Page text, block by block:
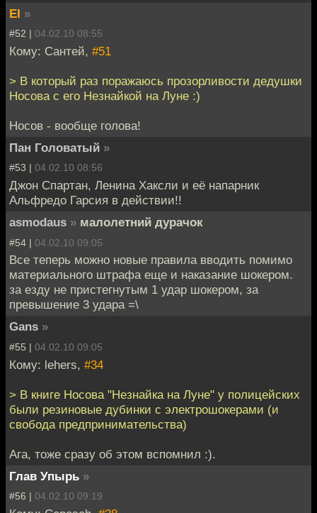
EI »
#52 | 04.02.10 08:55
Кому: Сантей, #51
> В который раз поражаюсь прозорливости дедушки
Носова с его Незнайкой на Луне :)
Носов - вообще голова!
Пан Головатый »
#53 | 04.02.10 08:56
Джон Спартан, Ленина Хаксли и её напарник
Альфредо Гарсия в действии!!
asmodaus » малолетний дурачок
#54 | 04.02.10 09:05
Все теперь можно новые правила вводить помимо
материального штрафа еще и наказание шокером.
за езду не пристегнутым 1 удар шокером, за
превышение 3 удара =\
Gans »
#55 | 04.02.10 09:05
Кому: lehers, #34
> В книге Носова "Незнайка на Луне" у полицейских
были резиновые дубинки с электрошокерами (и
свобода предпринимательства)
Ага, тоже сразу об этом вспомнил :).
Глав Упырь »
#56 | 04.02.10 09:19